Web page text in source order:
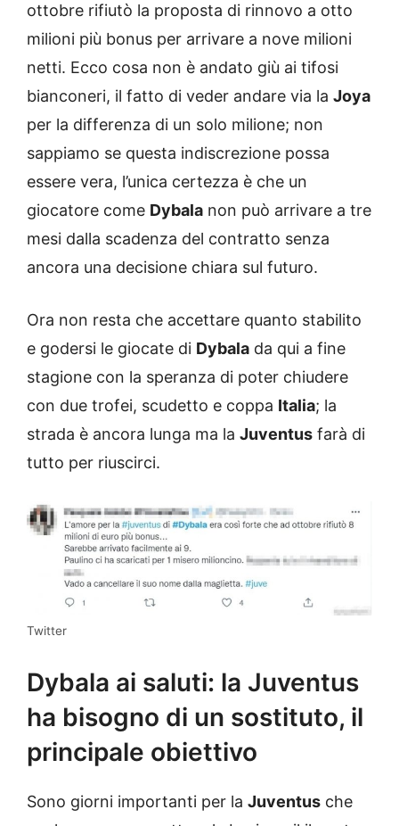
ottobre rifiutò la proposta di rinnovo a otto
milioni più bonus per arrivare a nove milioni
netti. Ecco cosa non è andato giù ai tifosi
bianconeri, il fatto di veder andare via la Joya
per la differenza di un solo milione; non
sappiamo se questa indiscrezione possa
essere vera, l’unica certezza è che un
giocatore come Dybala non può arrivare a tre
mesi dalla scadenza del contratto senza
ancora una decisione chiara sul futuro.
Ora non resta che accettare quanto stabilito
e godersi le giocate di Dybala da qui a fine
stagione con la speranza di poter chiudere
con due trofei, scudetto e coppa Italia; la
strada è ancora lunga ma la Juventus farà di
tutto per riuscirci.
Twitter
Dybala ai saluti: la Juventus
ha bisogno di un sostituto, il
principale obiettivo
Sono giorni importanti per la Juventus che